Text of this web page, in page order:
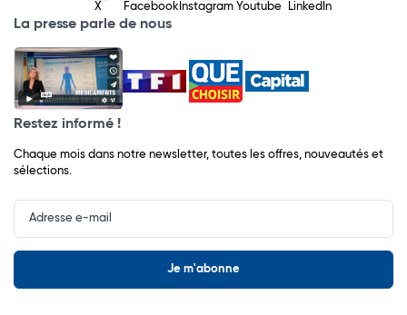
X Facebook Instagram Youtube LinkedIn
La presse parle de nous
Restez informé !
Chaque mois dans notre newsletter, toutes les offres, nouveautés et
sélections.
Input
Newsletter